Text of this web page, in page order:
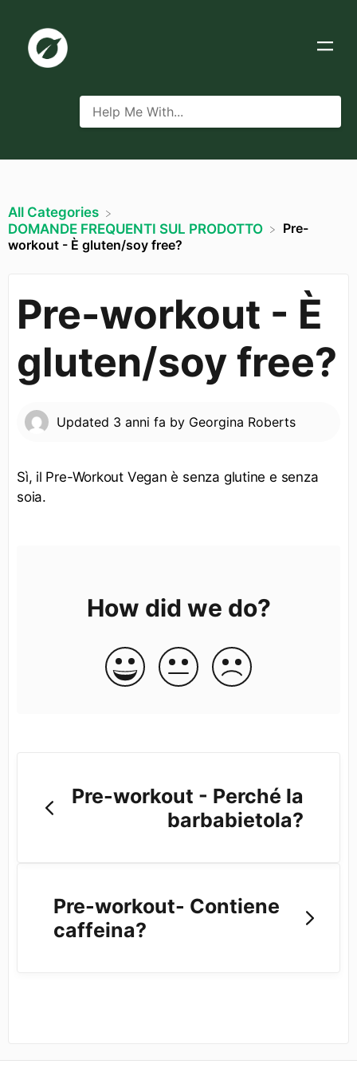
All Categories
​DOMANDE FREQUENTI SUL PRODOTTO
Pre-
workout - È gluten/soy free?
Pre-workout - È
gluten/soy free?
Updated 3 anni fa by Georgina Roberts
Sì, il Pre-Workout Vegan è senza glutine e senza
soia.
How did we do?
Pre-workout - Perché la
barbabietola?
Pre-workout- Contiene
caffeina?